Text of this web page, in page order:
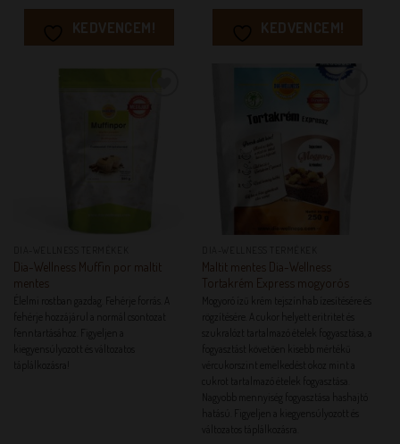
KEDVENCEM! KEDVENCEM!
Dia-Wellness Muffin por maltit
mentes
Élelmi rostban gazdag. Fehérje forrás. A
fehérje hozzájárul a normál csontozat
fenntartásához. Figyeljen a
kiegyensúlyozott és változatos
táplálkozásra!
KEDVENCEM!
Maltit mentes Dia-Wellness
Tortakrém Express mogyorós
Mogyoró ízű krém tejszínhab ízesítésére és
rögzítésére. A cukor helyett eritritet és
szukralózt tartalmazó ételek fogyasztása, a
fogyasztást követően kisebb mértékű
vércukorszint emelkedést okoz mint a
cukrot tartalmazó ételek fogyasztása.
Nagyobb mennyiség fogyasztása hashajtó
hatású. Figyeljen a kiegyensúlyozott és
változatos táplálkozásra.